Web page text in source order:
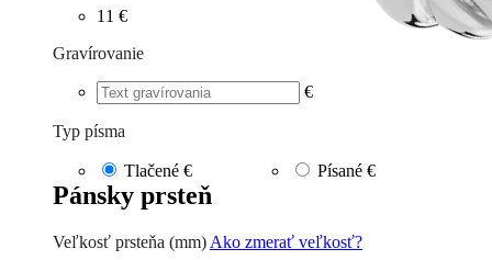
11 €
Gravírovanie
€
Typ písma
Tlačené € Písané €
Pánsky prsteň
Veľkosť prsteňa (mm) Ako zmerať veľkosť?